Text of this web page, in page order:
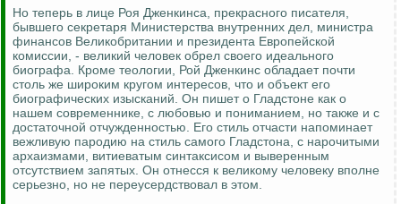
Но теперь в лице Роя Дженкинса, прекрасного писателя,
бывшего секретаря Министерства внутренних дел, министра
финансов Великобритании и президента Европейской
комиссии, - великий человек обрел своего идеального
биографа. Кроме теологии, Рой Дженкинс обладает почти
столь же широким кругом интересов, что и объект его
биографических изысканий. Он пишет о Гладстоне как о
нашем современнике, с любовью и пониманием, но также и с
достаточной отчужденностью. Его стиль отчасти напоминает
вежливую пародию на стиль самого Гладстона, с нарочитыми
архаизмами, витиеватым синтаксисом и выверенным
отсутствием запятых. Он отнесся к великому человеку вполне
серьезно, но не переусердствовал в этом.